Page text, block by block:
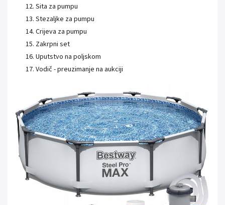
Sita za pumpu
Stezaljke za pumpu
Crijeva za pumpu
Zakrpni set
Uputstvo na poljskom
Vodič - preuzimanje na aukciji